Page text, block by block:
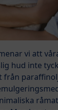
vi att
hud inte